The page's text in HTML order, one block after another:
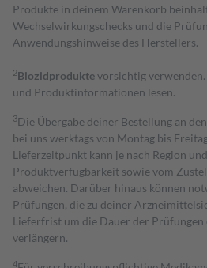
Produkte in deinem Warenkorb
Wechselwirkungschecks und die
Anwendungshinweise des Herstellers.
2Biozidproduktevorsichtig
und Produktinformationen lesen.
3Die Übergabe deiner Bestellung an
bei uns werktags von Montag bis
Lieferzeitpunkt kann je nach Region
Produktverfügbarkeit sowie vom
abweichen. Darüber hinaus können
Prüfungen, die zu deiner
Lieferfrist um die Dauer der
verlängern.
4